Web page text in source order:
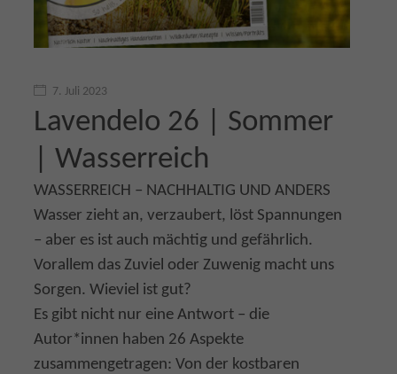
7. Juli 2023
Lavendelo 26 | Sommer
| Wasserreich
WASSERREICH – NACHHALTIG UND ANDERS
Wasser zieht an, verzaubert, löst Spannungen
– aber es ist auch mächtig und gefährlich.
Vorallem das Zuviel oder Zuwenig macht uns
Sorgen. Wieviel ist gut?
Es gibt nicht nur eine Antwort – die
Autor*innen haben 26 Aspekte
zusammengetragen: Von der kostbaren